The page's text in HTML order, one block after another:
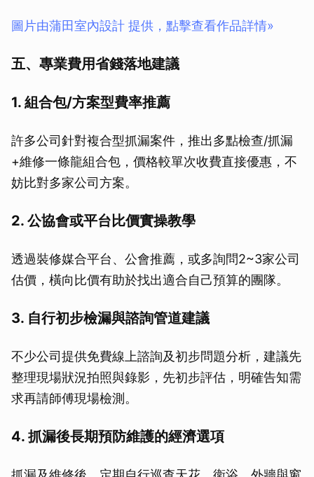
圖片由蒲田室內設計 提供，點擊查看作品詳情»
五、專業費用省錢落地建議
1. 組合包/方案型費率推薦
許多公司針對複合型抓漏案件，推出多點檢查/抓漏
+維修一條龍組合包，價格較單次收費直接優惠，不
妨比對多家公司方案。
2. 公協會或平台比價實操教學
透過裝修媒合平台、公會推薦，或多詢問2~3家公司
估價，橫向比價有助於找出適合自己預算的團隊。
3. 自行初步檢漏與諮詢管道建議
不少公司提供免費線上諮詢及初步問題分析，建議先
整理現場狀況拍照與錄影，先初步評估，明確告知需
求再請師傅現場檢測。
4. 抓漏後長期預防維護的經濟選項